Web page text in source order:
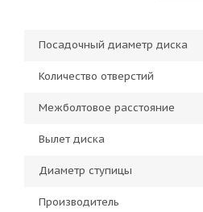
Посадочный диаметр диска
Количество отверстий
Межболтовое расстояние
Вылет диска
Диаметр ступицы
Производитель